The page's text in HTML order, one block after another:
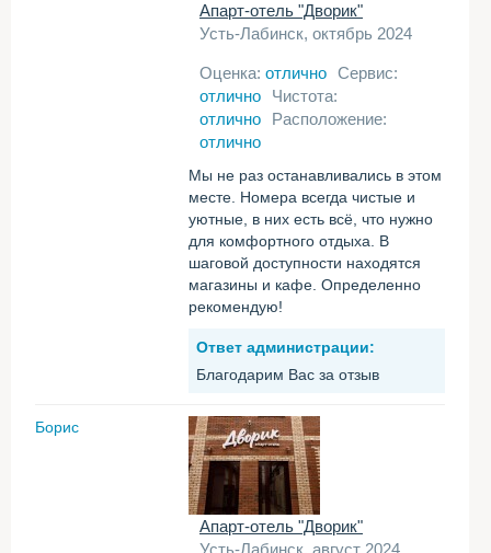
Апарт-отель "Дворик"
Усть-Лабинск, октябрь 2024
Оценка: отлично Сервис:
отлично
Чистота:
отлично
Расположение:
отлично
Мы не раз останавливались в этом
месте. Номера всегда чистые и
уютные, в них есть всё, что нужно
для комфортного отдыха. В
шаговой доступности находятся
магазины и кафе. Определенно
рекомендую!
Ответ администрации:
Благодарим Вас за отзыв
Борис
Апарт-отель "Дворик"
Усть-Лабинск, август 2024